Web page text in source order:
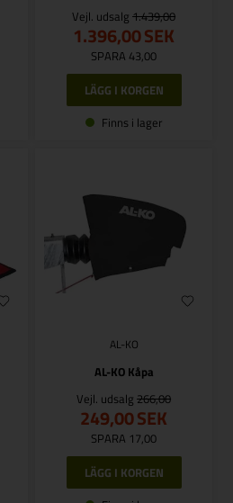
Vejl. udsalg1.439,00
1.396,00SEK
SPARA 43,00
Finns i lager
AL-KO
AL-KO Kåpa
Vejl. udsalg266,00
249,00SEK
SPARA 17,00